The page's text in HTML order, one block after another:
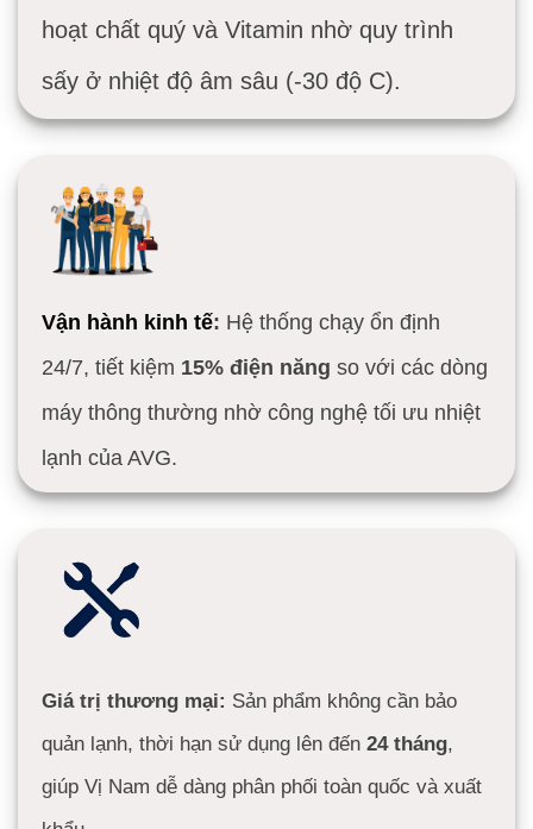
24/7, tiết kiệm
máy thông thường nhờ công nghệ tối ưu nhiệt
quản lạnh, thời hạn sử dụng lên đến
giúp Vị Nam dễ dàng phân phối toàn quốc và xuất